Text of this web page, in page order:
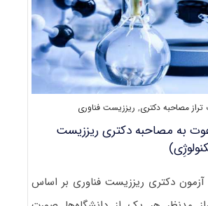
مصاحبه دکتری, ریززیست فناوری
به مصاحبه دکتری ریززیست
دکتری ریززیست فناوری بر اساس